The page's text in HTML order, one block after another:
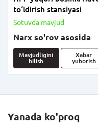
to‘ldirish stansiyasi
Sotuvda mavjud
Narx so'rov asosida
Mavjudligini
bilish
Xabar
yuborish
Yanada ko'proq